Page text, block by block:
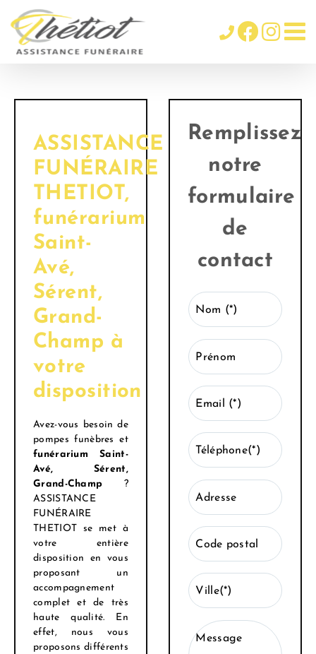
Passer
au
contenu
ASSISTANCE
FUNÉRAIRE
THETIOT,
funérarium
Saint-
Avé,
Sérent,
Grand-
Champ à
votre
disposition
Avez-vous besoin de
pompes funèbres et
funérarium Saint-
Avé, Sérent,
Grand-Champ ?
ASSISTANCE
FUNÉRAIRE
THETIOT se met à
votre entière
disposition en vous
proposant un
accompagnement
complet et de très
haute qualité. En
effet, nous vous
proposons différents
Remplissez
notre
formulaire
de
contact
Nom (*)
Prénom
Email (*)
Téléphone(*)
Adresse
Code postal
Ville(*)
Message